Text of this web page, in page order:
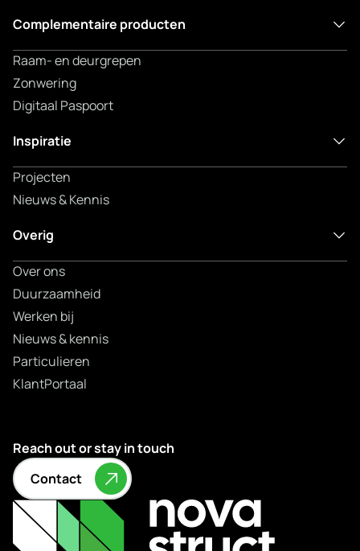
Complementaire producten
Raam- en deurgrepen
Zonwering
Digitaal Paspoort
Inspiratie
Projecten
Nieuws & Kennis
Overig
Over ons
Duurzaamheid
Werken bij
Nieuws & kennis
Particulieren
KlantPortaal
Reach out or stay in touch
Contact